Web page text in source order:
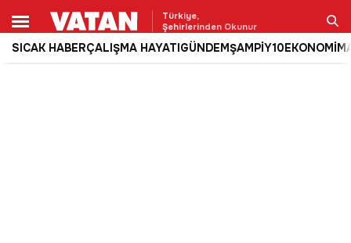
Türkiye,
Şehirlerinden Okunur
SICAK HABERÇALIŞMA HAYATIGÜNDEMŞAMPİY10EKONOMİ
Ara